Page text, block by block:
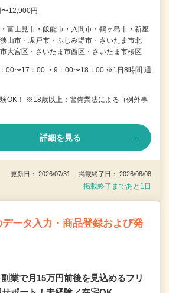
12,900円
富士見市・飯能市・入間市・鶴ヶ島市・新座
山市・坂戸市・ふじみ野市・さいたま市北
大宮区・さいたま市西区・さいたま市桜区
00〜17：00 ・9：00〜18：00 ※1日8時間 週
OK！ ※18歳以上：警備業法による（例外事
詳細を見る
更新日： 2026/07/31 掲載終了日： 2026/08/08
掲載終了まであと1日
ータ入力・商品登録および発
副業で月15万円前後を見込めるフリ